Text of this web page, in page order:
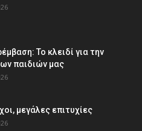
Το κλειδί για την
παιδιών µας
μεγάλες επιτυχίες